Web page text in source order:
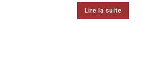
Lire la suite